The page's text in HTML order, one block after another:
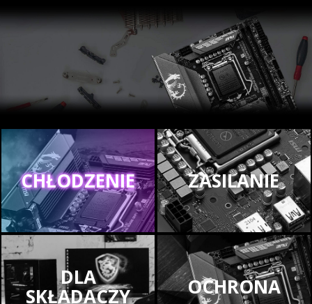
CHŁODZENIE ZASILANIE
DLA
SKŁADACZY OCHRONA